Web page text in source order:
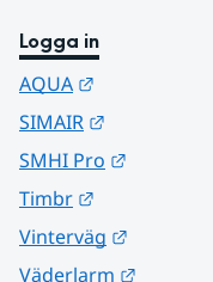
Logga in
AQUA
SIMAIR
SMHI Pro
Timbr
Vinterväg
Väderlarm